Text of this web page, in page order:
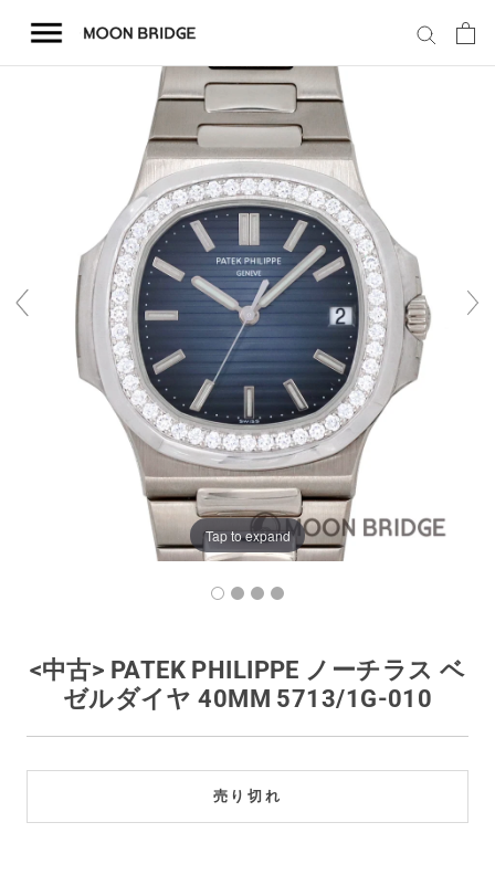
テ
会社概要
事業内容
Tap to expand
<中古> PATEK PHILIPPE ノーチラス ベ
ゼルダイヤ 40MM 5713/1G-010
売り切れ